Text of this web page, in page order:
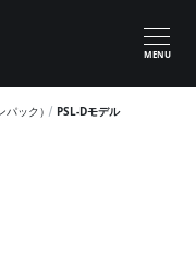
MENU
パック） PSL-Dモデル